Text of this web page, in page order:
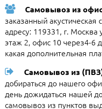
Самовывоз из
заказанный
адресу: 119331, г.
этаж 2, офис 10 через4-6
какая дополнительная
Самовывоз из
добираться до нашего
день дожидаться нашей
самовывоз из пунктов